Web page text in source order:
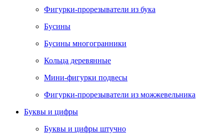
Фигурки-прорезыватели из бука
Бусины
Бусины многогранники
Кольца деревянные
Мини-фигурки подвесы
Фигурки-прорезыватели из можжевельника
Буквы и цифры
Буквы и цифры штучно